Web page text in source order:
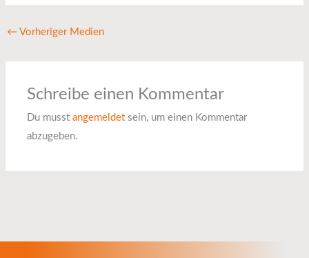
← Vorheriger Medien
Schreibe einen Kommentar
Du musstangemeldet sein, um einen Kommentar
abzugeben.